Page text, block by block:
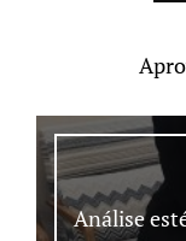
Análise